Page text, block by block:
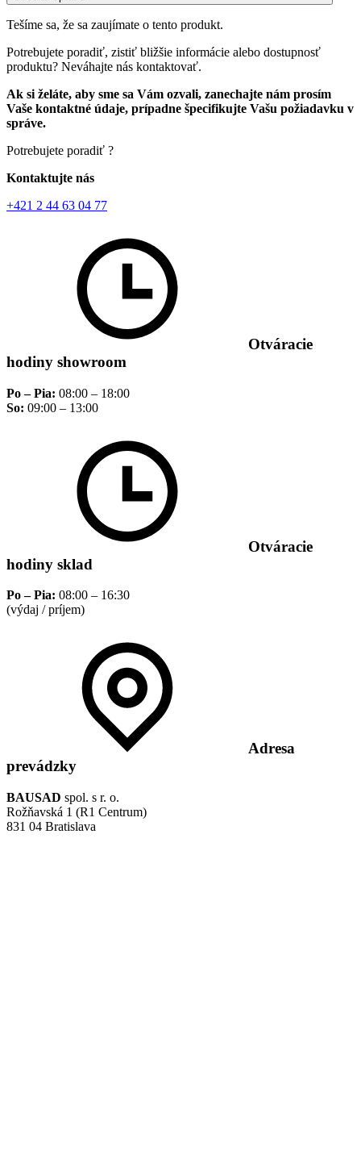
Tešíme sa, že sa zaujímate o tento produkt.
Potrebujete poradiť, zistiť bližšie informácie alebo dostupnosť
produktu? Neváhajte nás kontaktovať.
Ak si želáte, aby sme sa Vám ozvali, zanechajte nám prosím
Vaše kontaktné údaje, prípadne špecifikujte Vašu požiadavku v
správe.
Potrebujete poradiť ?
Kontaktujte nás
+421 2 44 63 04 77
Otváracie
hodiny showroom
Po – Pia: 08:00 – 18:00
So: 09:00 – 13:00
Otváracie
hodiny sklad
Po – Pia: 08:00 – 16:30
(výdaj / príjem)
Adresa
prevádzky
BAUSAD spol. s r. o.
Rožňavská 1 (R1 Centrum)
831 04 Bratislava